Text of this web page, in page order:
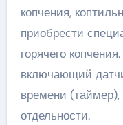
копчения,
приобрести
горячего
включающий
времени
отдельности.